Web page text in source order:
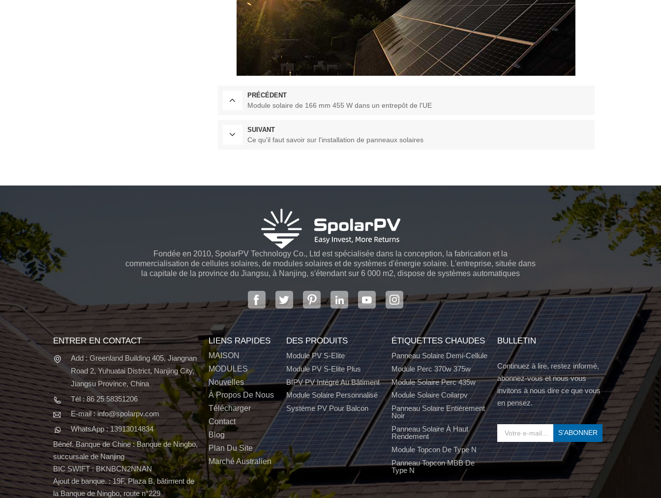
PRÉCÉDENT
Module solaire de 166 mm 455 W dans un entrepôt de l'UE
SUIVANT
Ce qu'il faut savoir sur l'installation de panneaux solaires
Fondée en 2010, SpolarPV Technology Co., Ltd est spécialisée dans la conception, la fabrication et la
commercialisation de cellules solaires, de modules solaires et de systèmes d'énergie solaire. L'entreprise, située dans
la capitale de la province du Jiangsu, à Nanjing, s'étendant sur 6 000 m2, dispose de systèmes automatiques
ENTRER EN CONTACT
Add : Greenland Building 405, Jiangnan
Road 2, Yuhuatai District, Nanjing City,
Jiangsu Province, China
Tél : 86 25 58351206
E-mail : info@spolarpv.com
WhatsApp : 13913014834
Bénéf. Banque de Chine : Banque de Ningbo,
succursale de Nanjing
BIC SWIFT : BKNBCN2NNAN
Ajout de banque. : 19F, Plaza B, bâtiment de
la Banque de Ningbo, route n°229
LIENS RAPIDES
MAISON
MODULES
Nouvelles
À Propos De Nous
Télécharger
Contact
Blog
Plan Du Site
Marché Australien
DES PRODUITS
Module PV S-Elite
Module PV S-Elite Plus
BIPV PV Intégré Au Bâtiment
Module Solaire Personnalisé
Système PV Pour Balcon
ÉTIQUETTES CHAUDES
Panneau Solaire Demi-Cellule
Module Perc 370w 375w
Module Solaire Perc 435w
Module Solaire Coilarpv
Panneau Solaire Entièrement
Noir
Panneau Solaire À Haut
Rendement
Module Topcon De Type N
Panneau Topcon MBB De
Type N
BULLETIN
Continuez à lire, restez informé,
abonnez-vous et nous vous
invitons à nous dire ce que vous
en pensez.